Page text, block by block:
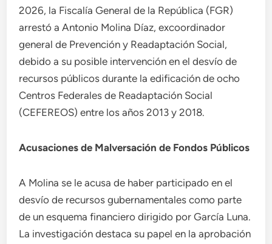
2026, la Fiscalía General de la República (FGR)
arrestó a Antonio Molina Díaz, excoordinador
general de Prevención y Readaptación Social,
debido a su posible intervención en el desvío de
recursos públicos durante la edificación de ocho
Centros Federales de Readaptación Social
(CEFEREOS) entre los años 2013 y 2018.
Acusaciones de Malversación de Fondos Públicos
A Molina se le acusa de haber participado en el
desvío de recursos gubernamentales como parte
de un esquema financiero dirigido por García Luna.
La investigación destaca su papel en la aprobación